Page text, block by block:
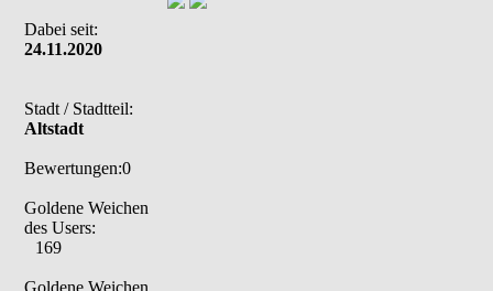
Dabei seit:
24.11.2020
Stadt / Stadtteil:
Altstadt
Bewertungen:0
Goldene Weichen
des Users:
169
Goldene Weichen